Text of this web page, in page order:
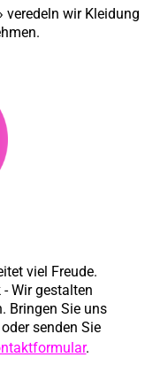
veredeln wir Kleidung
viel Freude.
Wir gestalten
Bringen Sie uns
senden Sie
.